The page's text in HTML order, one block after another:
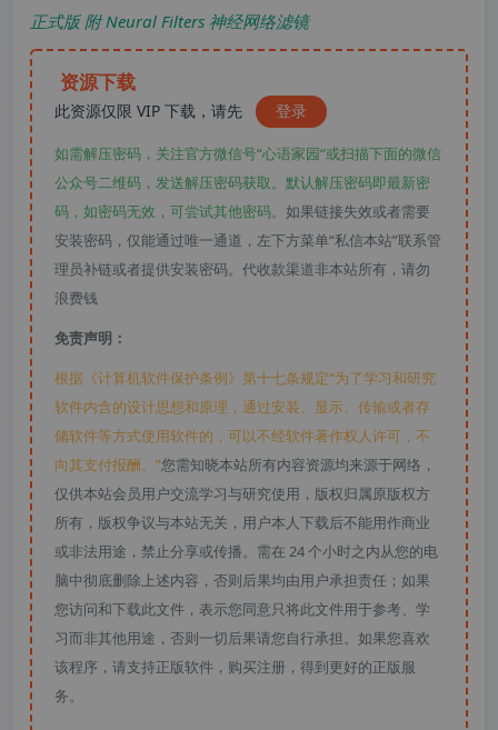
正式版 附 Neural Filters 神经网络滤镜
资源下载
此资源仅限 VIP 下载，请先 登录
如需解压密码，关注官方微信号“心语家园“或扫描下面的微信
公众号二维码，发送解压密码获取。默认解压密码即最新密
码，如密码无效，可尝试其他密码。 如果链接失效或者需要
安装密码，仅能通过唯一通道，左下方菜单“私信本站”联系管
理员补链或者提供安装密码。代收款渠道非本站所有，请勿
浪费钱
免责声明：
根据《计算机软件保护条例》第十七条规定“为了学习和研究
软件内含的设计思想和原理，通过安装、显示、传输或者存
储软件等方式使用软件的，可以不经软件著作权人许可，不
向其支付报酬。”您需知晓本站所有内容资源均来源于网络，
仅供本站会员用户交流学习与研究使用，版权归属原版权方
所有，版权争议与本站无关，用户本人下载后不能用作商业
或非法用途，禁止分享或传播。需在 24 个小时之内从您的电
脑中彻底删除上述内容，否则后果均由用户承担责任；如果
您访问和下载此文件，表示您同意只将此文件用于参考、学
习而非其他用途，否则一切后果请您自行承担。如果您喜欢
该程序，请支持正版软件，购买注册，得到更好的正版服
务。